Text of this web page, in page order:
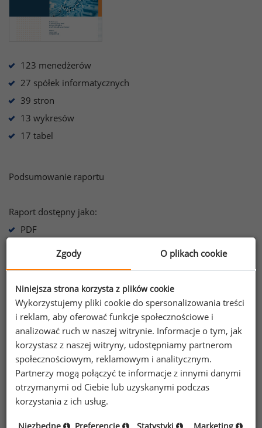
123 menedżerów
27 spółek informatycznych
39 stron
13 wykresów
17 tabel
Podsumowanie raportu
Raport dostępny jako:
PDF
Informacje zawarte w raporcie
Warunki korzystania z Raportu Płacowego
Informacja dot. przetwarzania danych z
publicznych źródeł danych, w raportach
płacowych
Zgody O plikach cookie
Niniejsza strona korzysta z plików cookie
Wykorzystujemy pliki cookie do spersonalizowania treści
i reklam, aby oferować funkcje społecznościowe i
analizować ruch w naszej witrynie. Informacje o tym, jak
korzystasz z naszej witryny, udostępniamy partnerom
społecznościowym, reklamowym i analitycznym.
Partnerzy mogą połączyć te informacje z innymi danymi
otrzymanymi od Ciebie lub uzyskanymi podczas
korzystania z ich usług.
Niezbędne Preferencje Statystyki Marketing